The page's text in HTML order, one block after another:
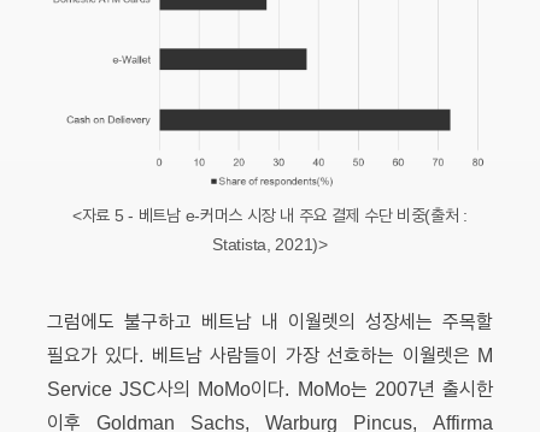
<자료 5 - 베트남 e-커머스 시장 내 주요 결제 수단 비중(출처 :
Statista, 2021)>
그럼에도 불구하고 베트남 내 이월렛의 성장세는 주목할
필요가 있다. 베트남 사람들이 가장 선호하는 이월렛은 M
Service JSC사의 MoMo이다. MoMo는 2007년 출시한
이후 Goldman Sachs, Warburg Pincus, Affirma